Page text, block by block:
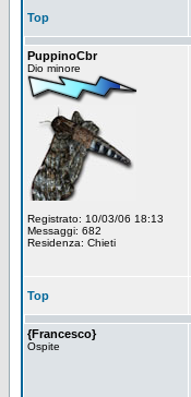
Top
PuppinoCbr
Dio minore
Registrato: 10/03/06 18:13
Messaggi: 682
Residenza: Chieti
Top
{Francesco}
Ospite